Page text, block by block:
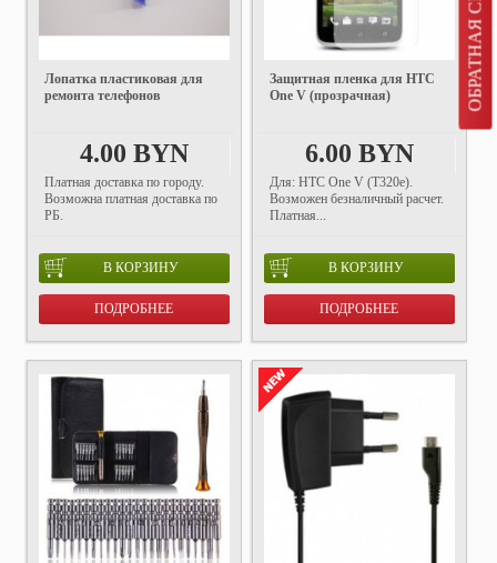
ОБРАТНАЯ СВЯЗЬ
Лопатка пластиковая для
ремонта телефонов
4.00 BYN
Платная доставка по городу.
Возможна платная доставка по
РБ.
В КОРЗИНУ
ПОДРОБНЕЕ
Защитная пленка для HTC
One V (прозрачная)
6.00 BYN
Для: HTC One V (T320e).
Возможен безналичный расчет.
Платная...
В КОРЗИНУ
ПОДРОБНЕЕ